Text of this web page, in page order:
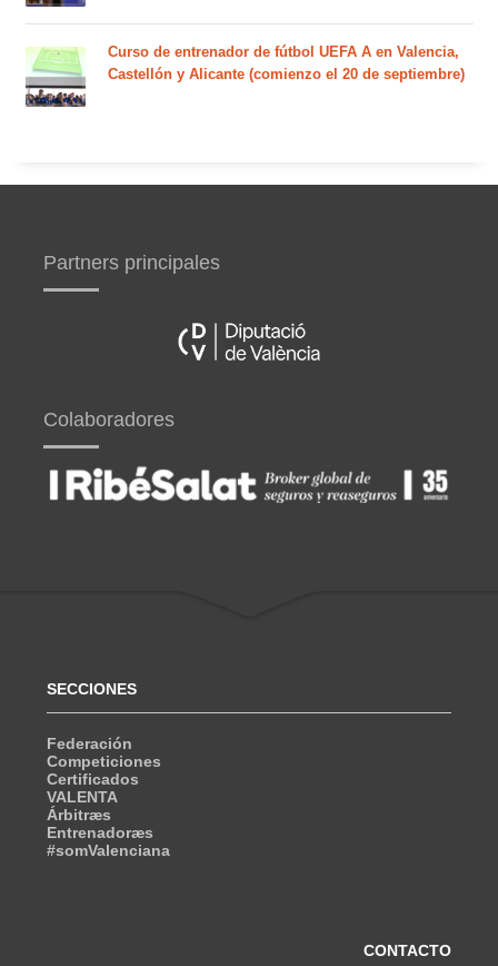
Curso de entrenador de fútbol UEFA A en Valencia,
Castellón y Alicante (comienzo el 20 de septiembre)
Partners principales
Colaboradores
SECCIONES
Federación
Competiciones
Certificados
VALENTA
Árbitræs
Entrenadoræs
#somValenciana
CONTACTO